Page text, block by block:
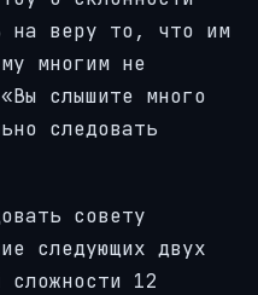
на веру то, что им
многим не
слышите много
следовать
совету
следующих двух
12